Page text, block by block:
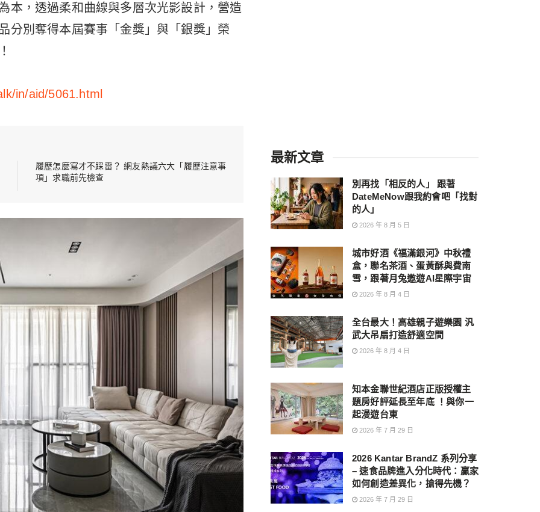
本，透過柔和曲線與多層次光影設計，營造
分別奪得本屆賽事「金獎」與「銀獎」榮
in/aid/5061.html
履歷怎麼寫才不踩雷？ 網友熱議六大「履歷注意事
項」求職前先檢查
最新文章
別再找「相反的人」 跟著
DateMeNow跟我約會吧「找對
的人」
2026 年 8 月 5 日
城市好酒《福滿銀河》中秋禮
盒，聯名茶酒、蛋黃酥與費南
雪，跟著月兔遨遊AI星際宇宙
2026 年 8 月 4 日
全台最大！高雄親子遊樂園 汎
武大吊扇打造舒適空間
2026 年 8 月 4 日
知本金聯世紀酒店正版授權主
題房好評延長至年底 ！與你一
起漫遊台東
2026 年 7 月 29 日
2026 Kantar BrandZ 系列分享
– 速食品牌進入分化時代：贏家
如何創造差異化，搶得先機？
2026 年 7 月 29 日